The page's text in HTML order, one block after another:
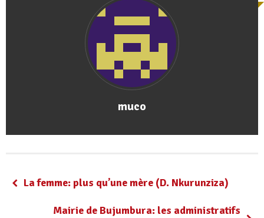
muco
La femme: plus qu’une mère (D. Nkurunziza)
Mairie de Bujumbura: les administratifs